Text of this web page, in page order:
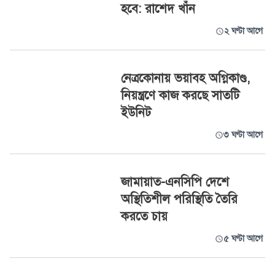
হবে: রাশেদ খাঁন
২ ঘণ্টা আগে
নেত্রকোনায় ভয়াবহ অগ্নিকাণ্ড,
নিয়ন্ত্রণে কাজ করছে সাতটি
ইউনিট
৩ ঘণ্টা আগে
জামায়াত-এনসিপি দেশে
অস্থিতিশীল পরিস্থিতি তৈরি
করতে চায়
৫ ঘণ্টা আগে